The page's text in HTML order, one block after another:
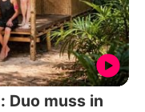
Duo muss in